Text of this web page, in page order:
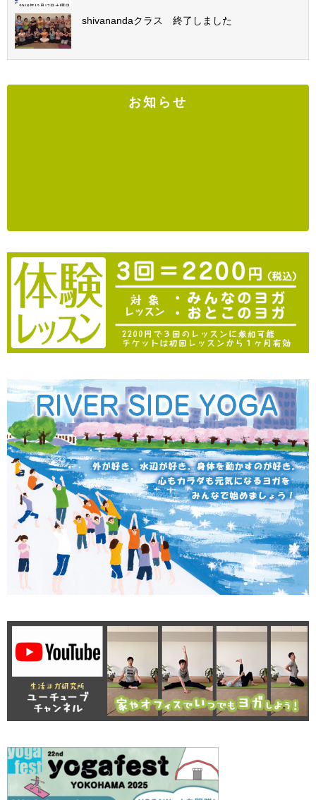
shivanandaクラス 終了しました
お知らせ